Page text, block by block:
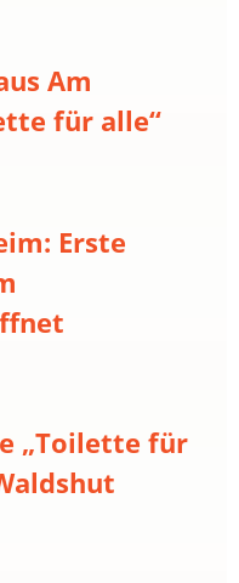
Am
für alle“
Erste
„Toilette für